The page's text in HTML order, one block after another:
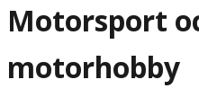
Motorsport
motorhobby